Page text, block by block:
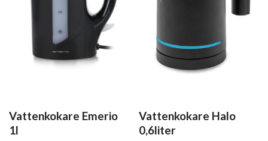
Vattenkokare Emerio
1l
Vattenkokare Halo
0,6liter